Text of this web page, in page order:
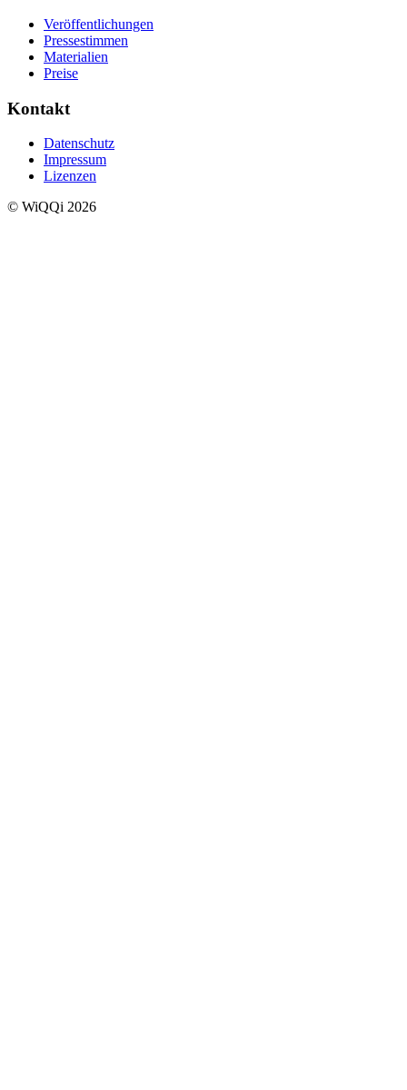
Veröffentlichungen
Pressestimmen
Materialien
Preise
Kontakt
Datenschutz
Impressum
Lizenzen
© WiQQi 2026